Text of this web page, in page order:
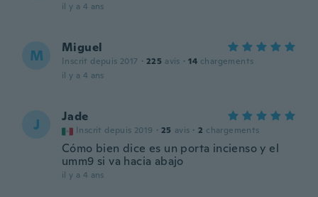
il y a 4 ans
M Miguel
Inscrit depuis 2017 · 225 avis · 14 chargements
il y a 4 ans
J Jade
Inscrit depuis 2019 · 25 avis · 2 chargements
Cómo bien dice es un porta incienso y el
umm9 si va hacia abajo
il y a 4 ans